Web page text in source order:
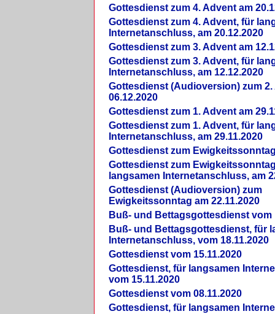
Gottesdienst zum 4. Advent am
Gottesdienst zum 4. Advent, für
Internetanschluss, am 20.12.2020
Gottesdienst zum 3. Advent am
Gottesdienst zum 3. Advent, für
Internetanschluss, am 12.12.2020
Gottesdienst (Audioversion) zum 2.
06.12.2020
Gottesdienst zum 1. Advent am
Gottesdienst zum 1. Advent, für
Internetanschluss, am 29.11.2020
Gottesdienst zum
Gottesdienst zum
langsamen Internetanschluss, am
Gottesdienst (Audioversion) zum
Ewigkeitssonntag am 22.11.2020
Buß- und Bettagsgottesdienst vom
Buß- und Bettagsgottesdienst, für
Internetanschluss, vom 18.11.2020
Gottesdienst vom 15.11.2020
Gottesdienst, für langsamen
vom 15.11.2020
Gottesdienst vom 08.11.2020
Gottesdienst, für langsamen